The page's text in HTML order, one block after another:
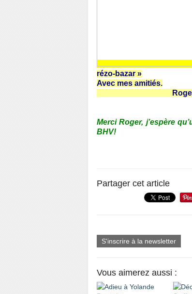
rézo-bazar »
Avec mes amitiés.
Merci Roger, j’espère
BHV!
Partager cet article
S'inscrire à la newsletter
Vous aimerez aussi :